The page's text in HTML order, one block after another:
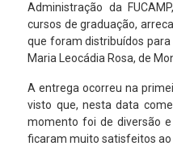
Administração da
cursos de graduação,
que foram distribuídos para
Maria Leocádia Rosa, de
A entrega ocorreu na
visto que, nesta data
momento foi de diversão
ficaram muito satisfeitos ao